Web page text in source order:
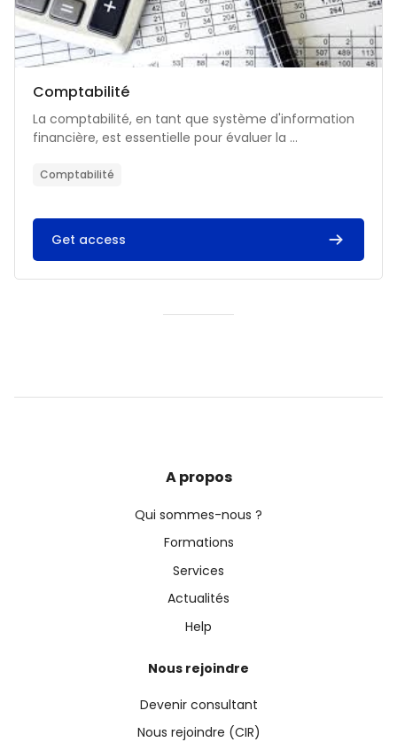
Catégorie de cours
Nom du cours
Comptabilité
Résumé du cours :
La comptabilité, en tant que système d'information
financière, est essentielle pour évaluer la ...
Comptabilité
Get access
A propos
Qui sommes-nous ?
Formations
Services
Actualités
Help
Nous rejoindre
Devenir consultant
Nous rejoindre (CIR)